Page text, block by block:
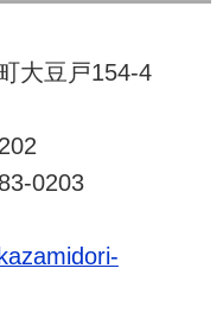
大豆戸154-4
0203